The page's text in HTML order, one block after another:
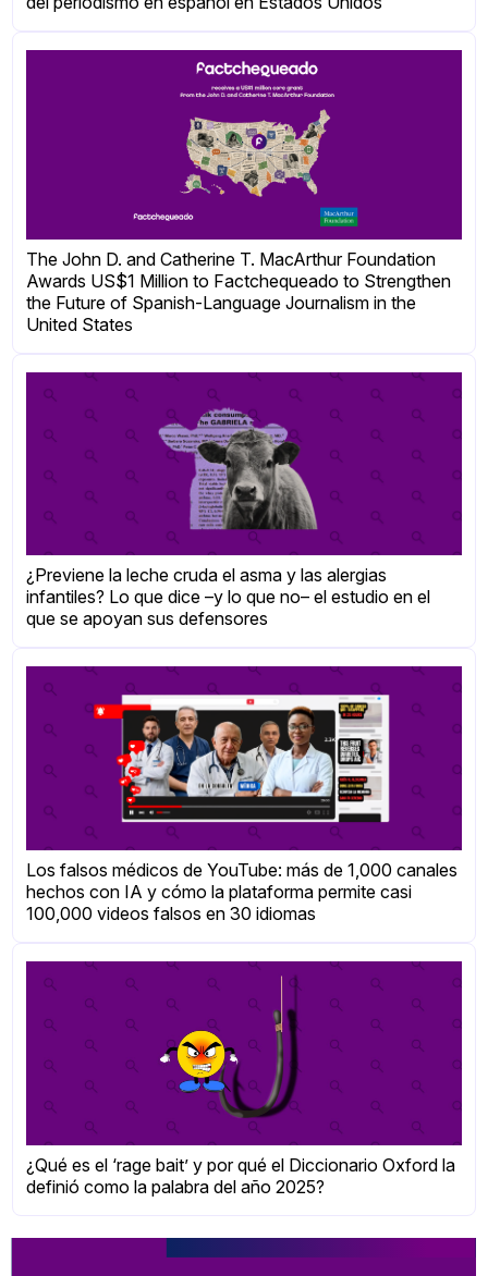
The John D. and Catherine T. MacArthur Foundation
Awards US$1 Million to Factchequeado to Strengthen
the Future of Spanish-Language Journalism in the
United States
¿Previene la leche cruda el asma y las alergias
infantiles? Lo que dice –y lo que no– el estudio en el
que se apoyan sus defensores
Los falsos médicos de YouTube: más de 1,000 canales
hechos con IA y cómo la plataforma permite casi
100,000 videos falsos en 30 idiomas
¿Qué es el ‘rage bait’ y por qué el Diccionario Oxford la
definió como la palabra del año 2025?